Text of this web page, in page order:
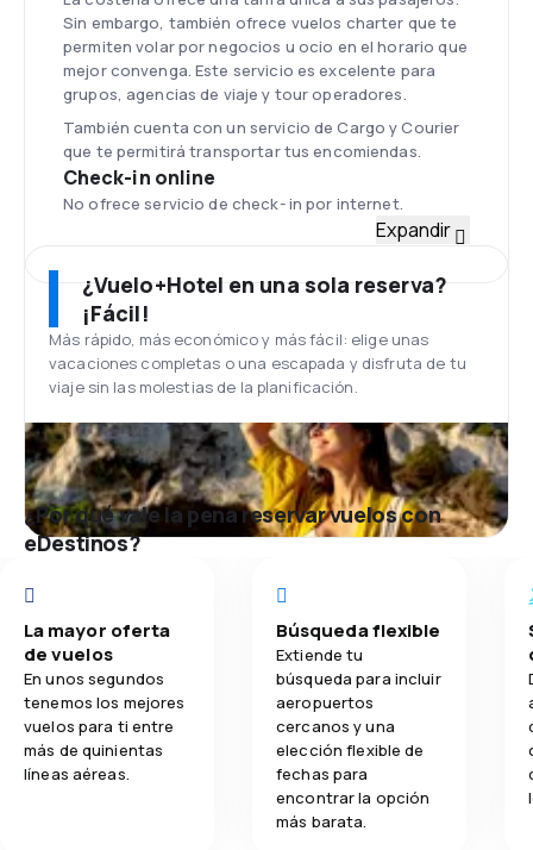
Sin embargo, también ofrece vuelos charter que te
permiten volar por negocios u ocio en el horario que
mejor convenga. Este servicio es excelente para
grupos, agencias de viaje y tour operadores.
También cuenta con un servicio de Cargo y Courier
que te permitirá transportar tus encomiendas.
Check-in online
No ofrece servicio de check- in por internet.
Caravan y ATR 42 300.
Aeropuerto Augusto C. Sandino
La sede principal de La Costeña se encuentra
ubicada en el Aeropuerto Internacional Augusto C.
Sandino, el cual se encuentra localizado en la
ciudad de Managua. Este aeropuerto cuenta con
zonas de alimentación, tiendas para que puedas
adquirir souvenir, duty free, rent a car dentro del
aeropuerto, estacionamiento y salas VIP.
Servicios adicionales
Por realizar tus compras on-line esta aerolínea
ofrece boletos válidos por 365 días, flexibilidad para
vuelo en vuelos locales, más libras de equipaje
permitido, abordaje preferencial, cambio gratuito
de fecha y vuelo hasta 72 horas después de haber
realizado tu compra, entre otros beneficios.
Expandir
¿Vuelo+Hotel en una sola reserva?
¡Fácil!
Más rápido, más económico y más fácil: elige unas
vacaciones completas o una escapada y disfruta de tu
viaje sin las molestias de la planificación.
¿Por qué vale la pena reservar vuelos con
eDestinos?
La mayor oferta
de vuelos
En unos segundos
tenemos los mejores
vuelos para ti entre
más de quinientas
líneas aéreas.
Búsqueda flexible
Extiende tu
búsqueda para incluir
aeropuertos
cercanos y una
elección flexible de
fechas para
encontrar la opción
más barata.